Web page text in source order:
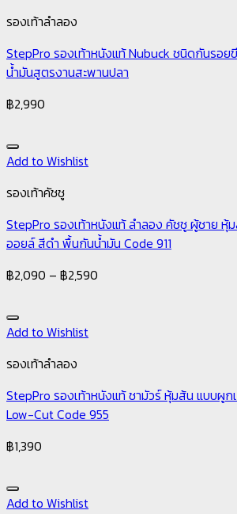
รองเท้าลำลอง
StepPro รองเท้าหนังแท้ Nubuck ชนิดกันรอ
น้ำมันสูตรงานสะพานปลา
฿2,990
Add to Wishlist
รองเท้าคัชชู
StepPro รองเท้าหนังแท้ ลำลอง คัชชู ผู้ชาย หุ้
ออยล์ สีดำ พื้นกันน้ำมัน Code 911
฿2,090 – ฿2,590
Add to Wishlist
รองเท้าลำลอง
StepPro รองเท้าหนังแท้ ชามัวร์ หุ้มส้น แบบผูก
Low-Cut Code 955
฿1,390
Add to Wishlist